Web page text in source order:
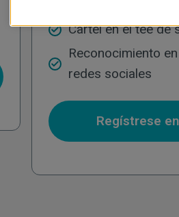
Cartel en el tee de
Reconocimiento
redes sociales
Regístrese en